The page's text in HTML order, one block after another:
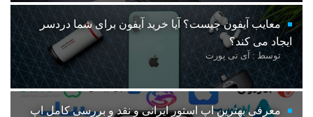
معایب آیفون چیست؟ آیا خرید آیفون برای شما دردسر
ایجاد می کند؟
توسط : آی تی پورت
معرفی بهترین اپ استور ایرانی و نقد و بررسی کامل اپ